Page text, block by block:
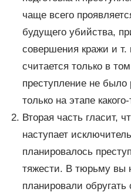
чаще всего
будущего убийства,
совершения кражи и т.
считается только в
преступление не было
только на этапе
Вторая часть гласит,
наступает
планировалось
тяжести. В тюрьму вы
планировали обругать